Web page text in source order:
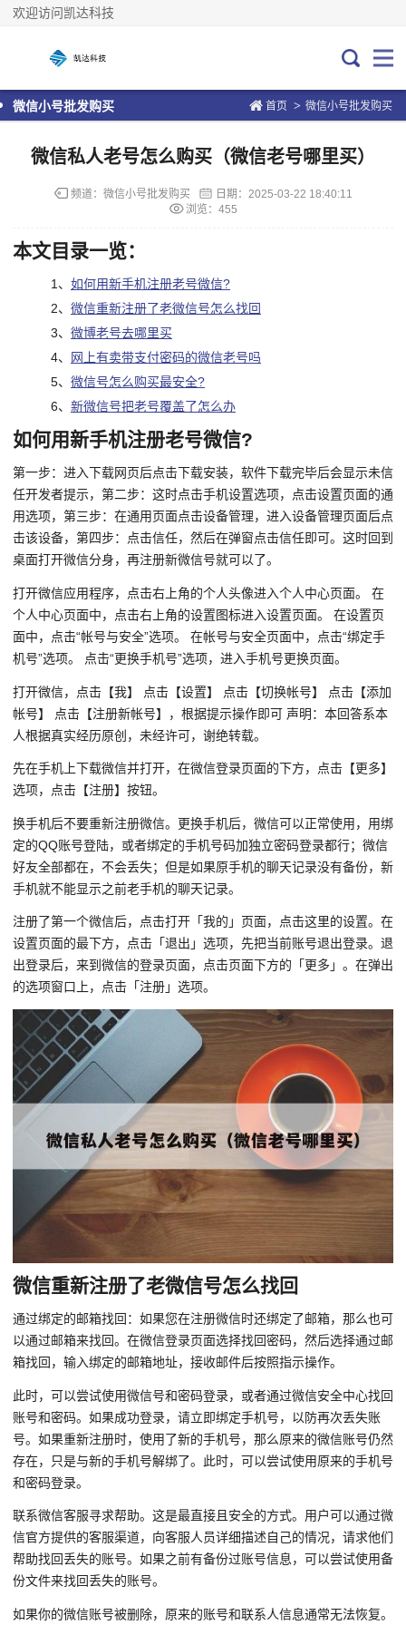
欢迎访问凯达科技
首页 > 微信小号批发购买
微信小号批发购买
微信私人老号怎么购买（微信老号哪里买）
频道： 微信小号批发购买 日期： 2025-03-22 18:40:11
浏览：455
本文目录一览：
1、 如何用新手机注册老号微信?
2、 微信重新注册了老微信号怎么找回
3、 微博老号去哪里买
4、
网上有卖带支付密码的微信老号吗
5、 微信号怎么购买最安全?
6、 新微信号把老号覆盖了怎么办
如何用新手机注册老号微信?
第一步：进入下载网页后点击下载安装，软件下载完毕后会显示未信
任开发者提示，第二步：这时点击手机设置选项，点击设置页面的通
用选项，第三步：在通用页面点击设备管理，进入设备管理页面后点
击该设备，第四步：点击信任，然后在弹窗点击信任即可。这时回到
桌面打开微信分身，再注册新微信号就可以了。
打开微信应用程序，点击右上角的个人头像进入个人中心页面。 在
个人中心页面中，点击右上角的设置图标进入设置页面。 在设置页
面中，点击“帐号与安全”选项。 在帐号与安全页面中，点击“绑定手
机号”选项。 点击“更换手机号”选项，进入手机号更换页面。
打开微信，点击【我】 点击【设置】 点击【切换帐号】 点击【添加
帐号】 点击【注册新帐号】，根据提示操作即可 声明：本回答系本
人根据真实经历原创，未经许可，谢绝转载。
先在手机上下载微信并打开，在微信登录页面的下方，点击【更多】
选项，点击【注册】按钮。
换手机后不要重新注册微信。更换手机后，微信可以正常使用，用绑
定的QQ账号登陆，或者绑定的手机号码加独立密码登录都行；微信
好友全部都在，不会丢失；但是如果原手机的聊天记录没有备份，新
手机就不能显示之前老手机的聊天记录。
注册了第一个微信后，点击打开「我的」页面，点击这里的设置。在
设置页面的最下方，点击「退出」选项，先把当前账号退出登录。退
出登录后，来到微信的登录页面，点击页面下方的「更多」。在弹出
的选项窗口上，点击「注册」选项。
微信重新注册了老微信号怎么找回
通过绑定的邮箱找回：如果您在注册微信时还绑定了邮箱，那么也可
以通过邮箱来找回。在微信登录页面选择找回密码，然后选择通过邮
箱找回，输入绑定的邮箱地址，接收邮件后按照指示操作。
此时，可以尝试使用微信号和密码登录，或者通过微信安全中心找回
账号和密码。如果成功登录，请立即绑定手机号，以防再次丢失账
号。如果重新注册时，使用了新的手机号，那么原来的微信账号仍然
存在，只是与新的手机号解绑了。此时，可以尝试使用原来的手机号
和密码登录。
联系微信客服寻求帮助。这是最直接且安全的方式。用户可以通过微
信官方提供的客服渠道，向客服人员详细描述自己的情况，请求他们
帮助找回丢失的账号。如果之前有备份过账号信息，可以尝试使用备
份文件来找回丢失的账号。
如果你的微信账号被删除，原来的账号和联系人信息通常无法恢复。